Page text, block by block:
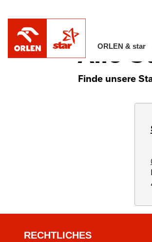
ORLEN & star
Alle
Finde unsere
RECHTLICHES